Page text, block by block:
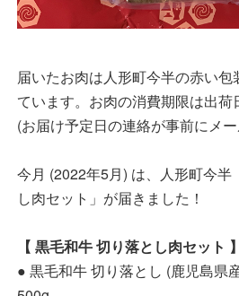
届いたお肉は人形町今半の赤い
ています。お肉の消費期限は出荷
(お届け予定日の連絡が事前にメ
今月 (2022年5月) は、人形町今半
し肉セット」が届きました！
【 黒毛和牛 切り落とし肉セット 】
● 黒毛和牛 切り落とし (鹿児島県